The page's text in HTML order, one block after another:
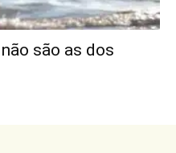
são as dos